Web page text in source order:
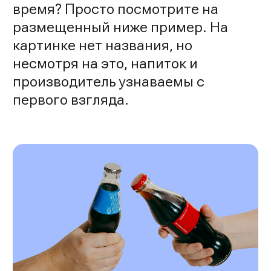
время? Просто посмотрите на
размещенный ниже пример. На
картинке нет названия, но
несмотря на это, напиток и
производитель узнаваемы с
первого взгляда.